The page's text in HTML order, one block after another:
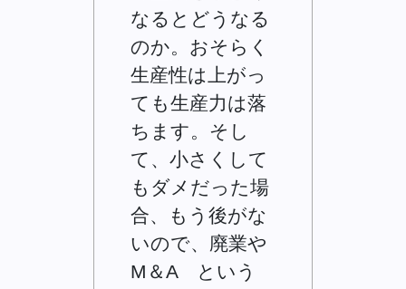
なるとどうなる
のか。おそらく
生産性は上がっ
ても生産力は落
ちます。そし
て、小さくして
もダメだった場
合、もう後がな
いので、廃業や
M＆A という